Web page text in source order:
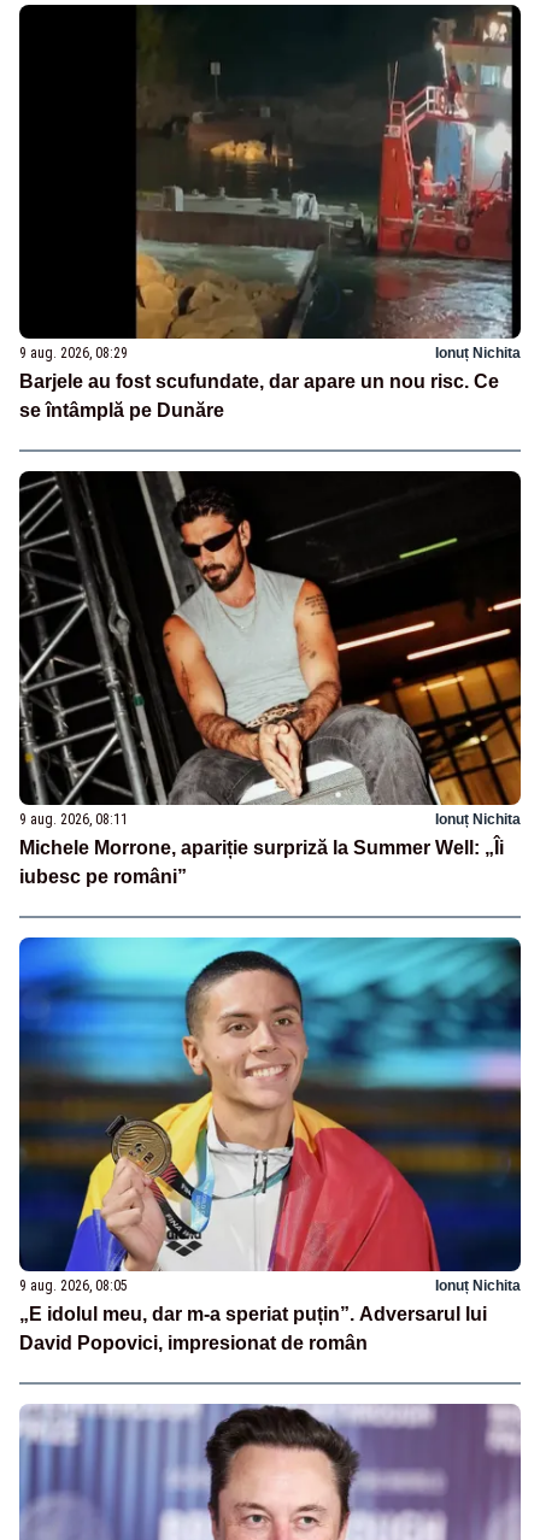
9 aug. 2026, 08:29 Ionuț Nichita
Barjele au fost scufundate, dar apare un nou risc. Ce
se întâmplă pe Dunăre
9 aug. 2026, 08:11 Ionuț Nichita
Michele Morrone, apariție surpriză la Summer Well: „Îi
iubesc pe români”
9 aug. 2026, 08:05 Ionuț Nichita
„E idolul meu, dar m-a speriat puțin”. Adversarul lui
David Popovici, impresionat de român